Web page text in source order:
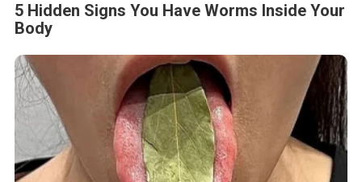
5 Hidden Signs You Have Worms Inside Your
Body